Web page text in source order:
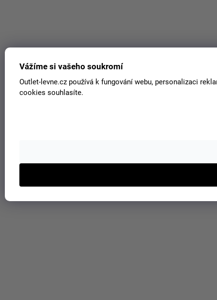
Vážíme si vašeho soukromí
Outlet-levne.cz používá k fungování webu, personalizaci
cookies souhlasíte.